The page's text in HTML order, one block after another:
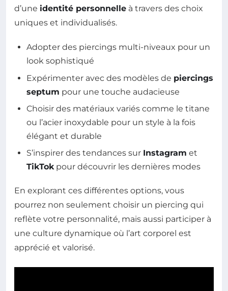
d’une identité personnelle à travers des choix
uniques et individualisés.
Adopter des piercings multi-niveaux pour un
look sophistiqué
Expérimenter avec des modèles de piercings
septum pour une touche audacieuse
Choisir des matériaux variés comme le titane
ou l’acier inoxydable pour un style à la fois
élégant et durable
S’inspirer des tendances sur Instagram et
TikTokpour découvrir les dernières modes
En explorant ces différentes options, vous
pourrez non seulement choisir un piercing qui
reflète votre personnalité, mais aussi participer à
une culture dynamique où l’art corporel est
apprécié et valorisé.